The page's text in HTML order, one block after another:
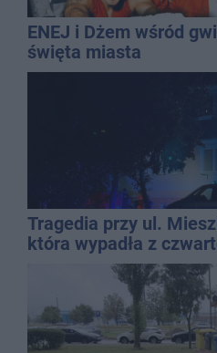
ENEJ i Dżem wśród
święta miasta
Tragedia przy ul.
która wypadła z